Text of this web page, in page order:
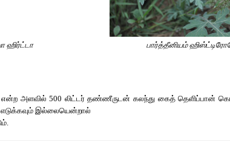
ஹிர்ட்டா பார்த்தீனியம்
என்ற அளவில் 500 லிட்டர் தண்ணீருடன் கலந்து கைத் தெளிப்பான்
எடுக்கவும் இல்லையென்றால்